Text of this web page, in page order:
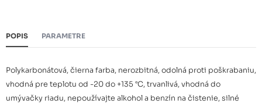
POPIS PARAMETRE
Polykarbonátová, čierna farba, nerozbitná, odolná proti poškrabaniu,
vhodná pre teplotu od -20 do +135 °C, trvanlivá, vhodná do
umývačky riadu, nepoužívajte alkohol a benzín na čistenie, silné